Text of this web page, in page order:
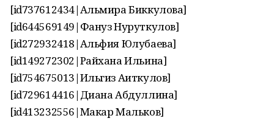
[id737612434|Альмира Биккулова]
[id644569149|Фануз Нуруткулов]
[id272932418|Альфия Юлубаева]
[id149272302|Райхана Ильина]
[id754675013|Ильгиз Аиткулов]
[id729614416|Диана Абдуллина]
[id413232556|Макар Мальков]